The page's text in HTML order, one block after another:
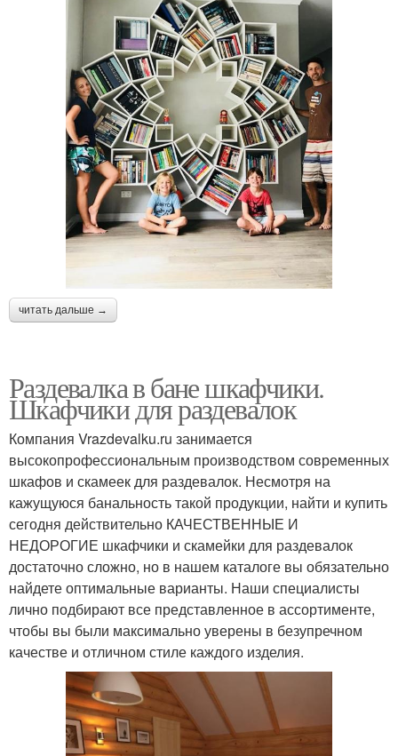
читать дальше →
Раздевалка в бане шкафчики.
Шкафчики для раздевалок
Компания Vrazdevalku.ru занимается
высокопрофессиональным производством современных
шкафов и скамеек для раздевалок. Несмотря на
кажущуюся банальность такой продукции, найти и купить
сегодня действительно КАЧЕСТВЕННЫЕ И
НЕДОРОГИЕ шкафчики и скамейки для раздевалок
достаточно сложно, но в нашем каталоге вы обязательно
найдете оптимальные варианты. Наши специалисты
лично подбирают все представленное в ассортименте,
чтобы вы были максимально уверены в безупречном
качестве и отличном стиле каждого изделия.